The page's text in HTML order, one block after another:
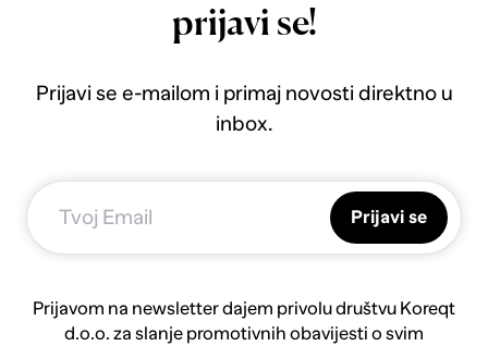
prijavi se!
Prijavi se e-mailom i primaj novosti direktno u
inbox.
Prijavi se
Prijavom na newsletter dajem privolu društvu Koreqt
d.o.o. za slanje promotivnih obavijesti o svim